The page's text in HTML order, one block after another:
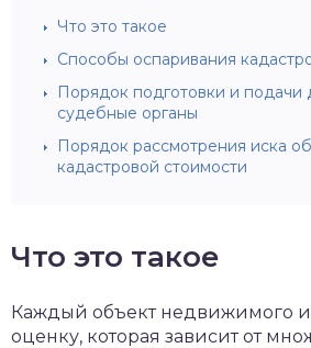
Что это такое
Способы оспаривания
Порядок подготовки и подачи
судебные органы
Порядок рассмотрения иска
кадастровой стоимости
Что это такое
Каждый объект недвижимого
оценку, которая зависит от